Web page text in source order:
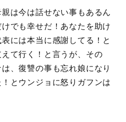
は今は話せない事もあるん
でも幸せだ！あなたを助け
には本当に感謝してる！と
て行く！と言うが、その
、復讐の事も忘れ娘になり
とウンジョに怒りガフンは